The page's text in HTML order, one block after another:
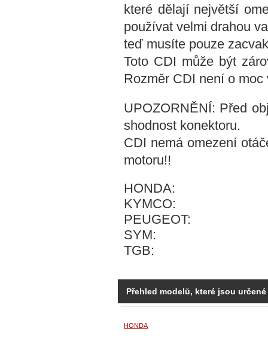
které dělají největší
používat velmi drahou
teď musíte pouze
Toto CDI může být
Rozměr CDI není o
UPOZORNĚNÍ: Před
shodnost konektoru.
CDI nemá omezení
motoru!!
HONDA:
KYMCO:
PEUGEOT:
SYM:
TGB:
Přehled modelů, které jsou
HONDA